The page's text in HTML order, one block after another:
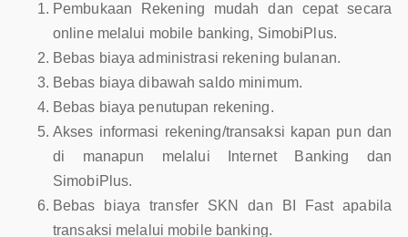
Pembukaan Rekening mudah dan cepat secara
online melalui mobile banking, SimobiPlus.
Bebas biaya administrasi rekening bulanan.
Bebas biaya dibawah saldo minimum.
Bebas biaya penutupan rekening.
Akses informasi rekening/transaksi kapan pun dan
di manapun melalui Internet Banking dan
SimobiPlus.
Bebas biaya transfer SKN dan BI Fast apabila
transaksi melalui mobile banking.